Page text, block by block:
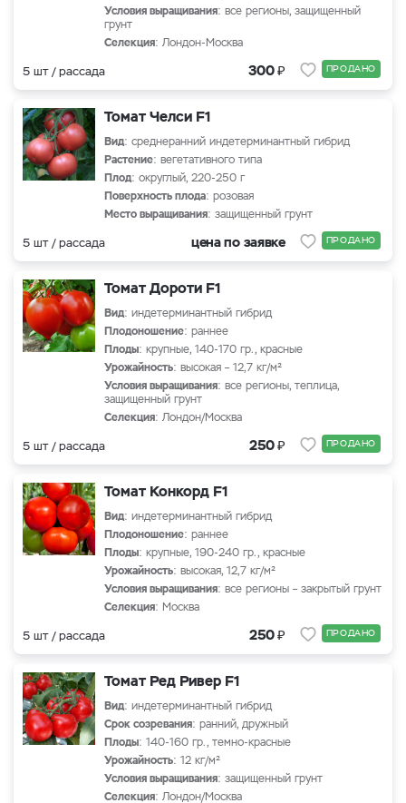
Условия выращивания: все регионы, защищенный
грунт
Селекция: Лондон-Москва
5 шт / рассада 300₽ ПРОДАНО
Томат Челси F1
Вид: среднеранний индетерминантный гибрид
Растение: вегетативного типа
Плод: округлый, 220-250 г
Поверхность плода: розовая
Место выращивания: защищенный грунт
5 шт / рассада цена по заявке ПРОДАНО
Томат Дороти F1
Вид: индетерминантный гибрид
Плодоношение: раннее
Плоды: крупные, 140-170 гр., красные
Урожайность: высокая – 12,7 кг/м²
Условия выращивания: все регионы, теплица,
защищенный грунт
Селекция: Лондон/Москва
5 шт / рассада 250₽ ПРОДАНО
Томат Конкорд F1
Вид: индетерминантный гибрид
Плодоношение: раннее
Плоды: крупные, 190-240 гр., красные
Урожайность: высокая, 12,7 кг/м²
Условия выращивания: все регионы – закрытый грунт
Селекция: Москва
5 шт / рассада 250₽ ПРОДАНО
Томат Ред Ривер F1
Вид: индетерминантный гибрид
Срок созревания: ранний, дружный
Плоды: 140-160 гр., темно-красные
Урожайность: 12 кг/м²
Условия выращивания: защищенный грунт
Селекция: Лондон/Москва